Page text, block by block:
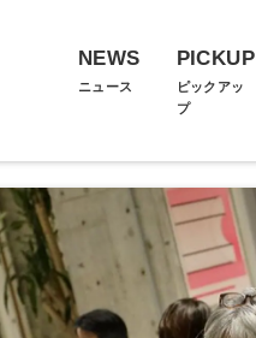
NEWS
ニュース
PICKUP
ピックアッ
プ